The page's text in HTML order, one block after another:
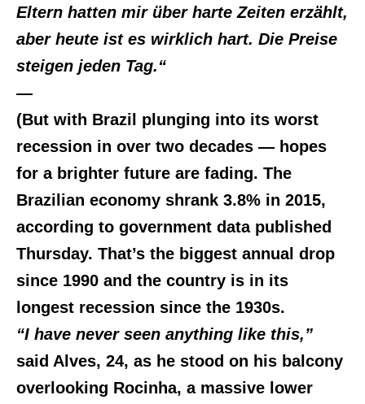
Eltern hatten mir über harte Zeiten erzählt,
aber heute ist es wirklich hart. Die Preise
steigen jeden Tag.“
—
(But with Brazil plunging into its worst
recession in over two decades — hopes
for a brighter future are fading. The
Brazilian economy shrank 3.8% in 2015,
according to government data published
Thursday. That’s the biggest annual drop
since 1990 and the country is in its
longest recession since the 1930s.
“I have never seen anything like this,”
said Alves, 24, as he stood on his balcony
overlooking Rocinha, a massive lower